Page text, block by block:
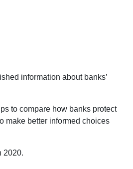
information about banks’
to compare how banks protect
make better informed choices
2020.